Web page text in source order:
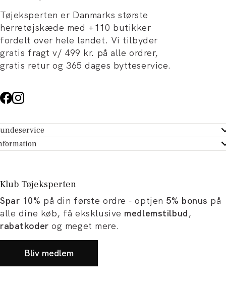
Tøjeksperten er Danmarks største
herretøjskæde med +110 butikker
fordelt over hele landet. Vi tilbyder
gratis fragt v/ 499 kr. på alle ordrer,
gratis retur og 365 dages bytteservice.
- Hjælpecenter
dit køb
Tøjeksperten
og artikler
og karriere
Klub Tøjeksperten
Spar 10% på din første ordre - optjen 5% bonus på
alle dine køb, få eksklusive medlemstilbud,
rabatkoder og meget mere.
Bliv medlem